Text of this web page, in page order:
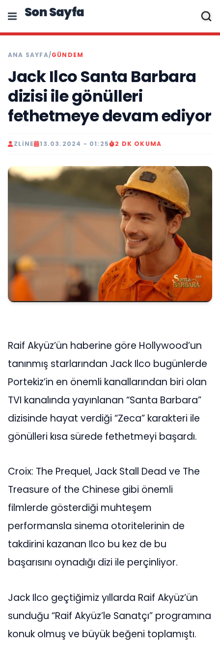
Son Sayfa
ANA SAYFA/GÜNDEM
Jack Ilco Santa Barbara
dizisi ile gönülleri
fethetmeye devam ediyor
ZLINE 13.03.2024 - 01:25 2 DK OKUMA
Raif Akyüz’ün haberine göre Hollywood’un
tanınmış starlarından Jack Ilco bugünlerde
Portekiz’in en önemli kanallarından biri olan
TVI kanalında yayınlanan “Santa Barbara”
dizisinde hayat verdiği “Zeca” karakteri ile
gönülleri kısa sürede fethetmeyi başardı.
Croix: The Prequel, Jack Stall Dead ve The
Treasure of the Chinese gibi önemli
filmlerde gösterdiği muhteşem
performansla sinema otoritelerinin de
takdirini kazanan Ilco bu kez de bu
başarısını oynadığı dizi ile perçinliyor.
Jack Ilco geçtiğimiz yıllarda Raif Akyüz’ün
sunduğu “Raif Akyüz’le Sanatçı” programına
konuk olmuş ve büyük beğeni toplamıştı.